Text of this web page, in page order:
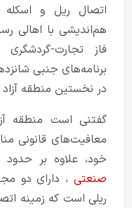
اتصال ریل و اسکله
هم‌‌اندیشی با اهالی
فاز تجارت-
برنامه‌های جنبی
در نخستین منطقه
گفتنی است منطقه
خود، علاوه بر حدود ۲۰۰۰ هکتار پهنه‌ها و شهرک‌های
صنعتی ، دارای دو
ریلی است که زمینه